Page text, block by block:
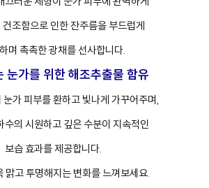
건조함으로 인한 잔주름을 부드럽게
며 촉촉한 광채를 선사합니다.
눈가를 위한 해조추출물 함유
가 피부를 환하고 빛나게 가꾸어주며,
수의 시원하고 깊은 수분이 지속적인
보습 효과를 제공합니다.
맑고 투명해지는 변화를 느껴보세요.